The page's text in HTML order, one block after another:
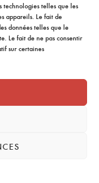
technologies telles que les
appareils. Le fait de
données telles que le
Le fait de ne pas consentir
sur certaines